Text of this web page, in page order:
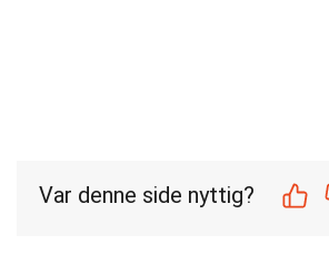
Var denne side nyttig?